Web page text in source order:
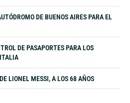
DE BUENOS AIRES PARA EL
DE PASAPORTES PARA LOS
LIONEL MESSI, A LOS 68 AÑOS